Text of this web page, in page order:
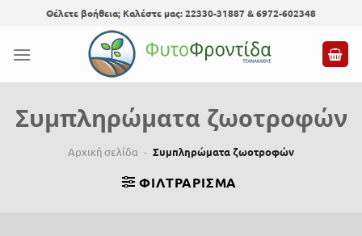
content
Θέλετε βοήθεια; Καλέστε μας: 22330-31887 & 6972-602348
Συμπληρώματα ζωοτροφών
Αρχική σελίδα - Συμπληρώματα ζωοτροφών
ΦΙΛΤΡΆΡΙΣΜΑ